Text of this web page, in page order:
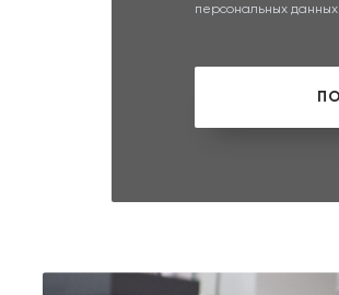
персональных данных